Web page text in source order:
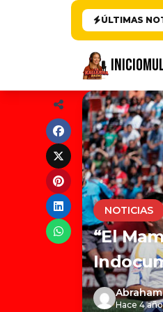
ÚLTIMAS
INICIO
NOTICIAS
“El
Hace 4